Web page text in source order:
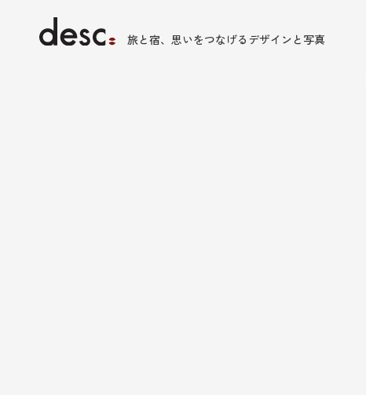
旅と宿、思いをつなげるデザインと写真